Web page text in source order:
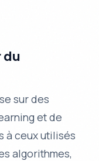
du
sur des
et de
à ceux utilisés
algorithmes,